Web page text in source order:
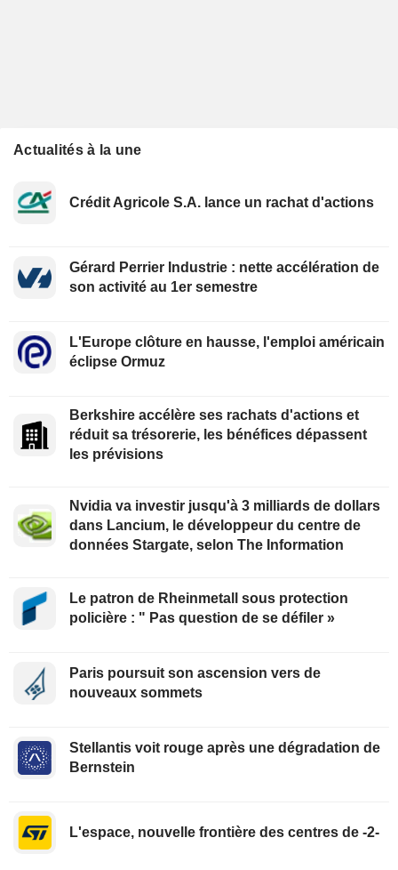
Actualités à la une
Crédit Agricole S.A. lance un rachat d'actions
Gérard Perrier Industrie : nette accélération de
son activité au 1er semestre
L'Europe clôture en hausse, l'emploi américain
éclipse Ormuz
Berkshire accélère ses rachats d'actions et
réduit sa trésorerie, les bénéfices dépassent
les prévisions
Nvidia va investir jusqu'à 3 milliards de dollars
dans Lancium, le développeur du centre de
données Stargate, selon The Information
Le patron de Rheinmetall sous protection
policière : " Pas question de se défiler »
Paris poursuit son ascension vers de
nouveaux sommets
Stellantis voit rouge après une dégradation de
Bernstein
L'espace, nouvelle frontière des centres de -2-